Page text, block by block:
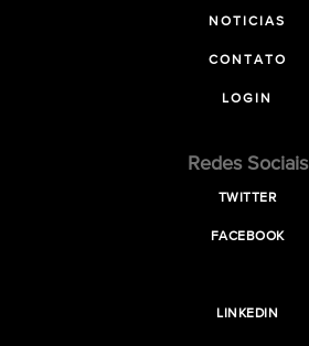
NOTICIAS
CONTATO
LOGIN
Redes Sociais
TWITTER
FACEBOOK
LINKEDIN